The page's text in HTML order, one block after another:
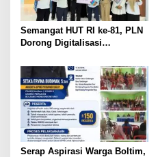
Semangat HUT RI ke-81, PLN
Dorong Digitalisasi
Palu Lewat Program TJSL
Serap Aspirasi Warga Boltim,